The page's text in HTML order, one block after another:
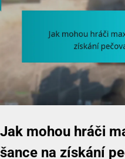
Jak mohou hráči
šance na získání